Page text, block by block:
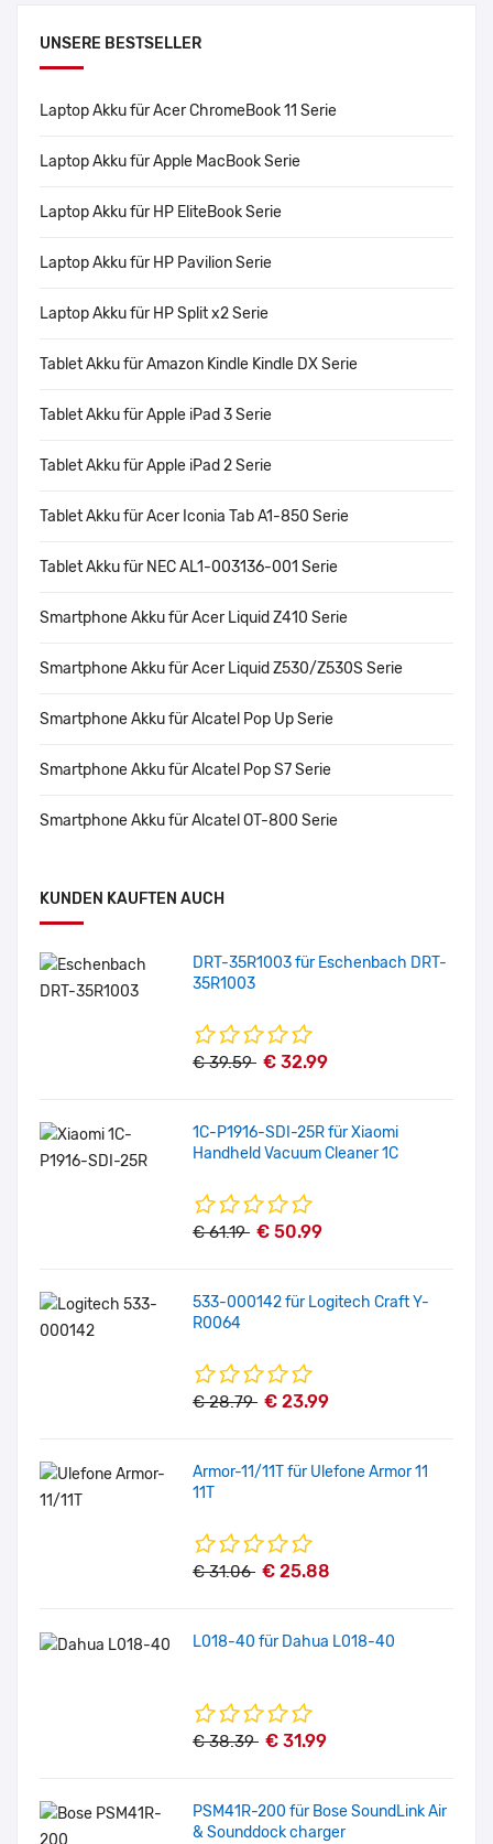
UNSERE BESTSELLER
Laptop Akku für Acer ChromeBook 11 Serie
Laptop Akku für Apple MacBook Serie
Laptop Akku für HP EliteBook Serie
Laptop Akku für HP Pavilion Serie
Laptop Akku für HP Split x2 Serie
Tablet Akku für Amazon Kindle Kindle DX Serie
Tablet Akku für Apple iPad 3 Serie
Tablet Akku für Apple iPad 2 Serie
Tablet Akku für Acer Iconia Tab A1-850 Serie
Tablet Akku für NEC AL1-003136-001 Serie
Smartphone Akku für Acer Liquid Z410 Serie
Smartphone Akku für Acer Liquid Z530/Z530S Serie
Smartphone Akku für Alcatel Pop Up Serie
Smartphone Akku für Alcatel Pop S7 Serie
Smartphone Akku für Alcatel OT-800 Serie
KUNDEN KAUFTEN AUCH
DRT-35R1003 für Eschenbach DRT-
35R1003
€ 39.59 € 32.99
1C-P1916-SDI-25R für Xiaomi
Handheld Vacuum Cleaner 1C
€ 61.19 € 50.99
533-000142 für Logitech Craft Y-
R0064
€ 28.79 € 23.99
Armor-11/11T für Ulefone Armor 11
11T
€ 31.06 € 25.88
L018-40 für Dahua L018-40
€ 38.39 € 31.99
PSM41R-200 für Bose SoundLink Air
& Sounddock charger